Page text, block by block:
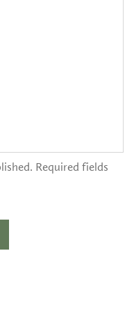
Required fields